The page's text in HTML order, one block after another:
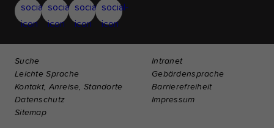
Suche
Intranet
Leichte Sprache
Gebärdensprache
Kontakt, Anreise, Standorte
Barrierefreiheit
Datenschutz
Impressum
Sitemap